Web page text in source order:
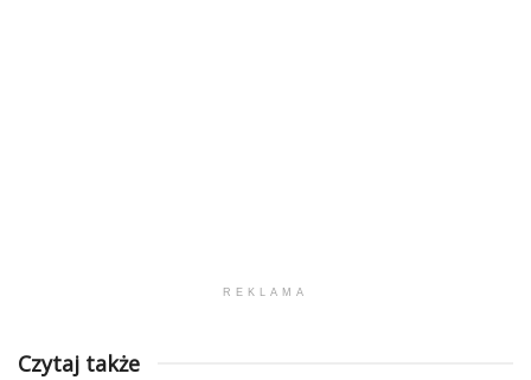
REKLAMA
Czytaj także